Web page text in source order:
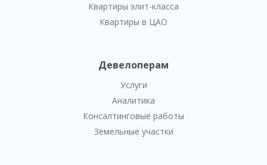
Квартиры элит-класса
Квартиры в ЦАО
Девелоперам
Услуги
Аналитика
Консалтинговые работы
Земельные участки